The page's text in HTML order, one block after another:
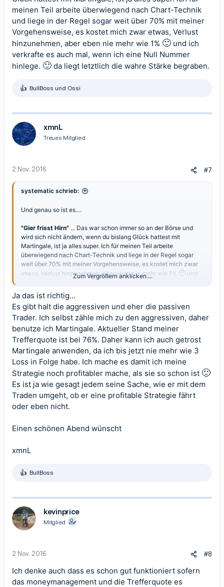
meinen Teil arbeite überwiegend nach Chart-Technik
und liege in der Regel sogar weit über 70% mit meiner
Vorgehensweise, es kostet mich zwar etwas, Verlust
hinzunehmen, aber eben nie mehr wie 1% 🙂 und ich
verkrafte es auch mal, wenn ich eine Null Nummer
hinlege. 🙂 da liegt letztlich die wahre Stärke begraben.
R
k
t
i
o
n
:
BullBoss und Ossi
xmnL
Treues Mitglied
2 Nov. 2016 #7
systematic schrieb:
Und genau so ist es....
"Gier frisst Hirn" ... Das war schon immer so an der Börse und
wird sich nicht ändern, wenn du bislang Glück hattest mit
Martingale, ist ja alles super. Ich für meinen Teil arbeite
überwiegend nach Chart-Technik und liege in der Regel sogar
weit über 70% mit meiner Vorgehensweise, es kostet mich zwar
etwas, Verlust hinzunehmen, aber eben nie mehr wie 1% 🙂 und
da liegt letztlich die wahre Stärke begraben.
Zum Vergrößern anklicken....
Ja das ist richtig...
Es gibt halt die aggressiven und eher die passiven
Trader. Ich selbst zähle mich zu den aggressiven, daher
benutze ich Martingale. Aktueller Stand meiner
Trefferquote ist bei 76%. Daher kann ich auch getrost
Martingale anwenden, da ich bis jetzt nie mehr wie 3
Loss in Folge habe. Ich mache es damit ich meine
Strategie noch profitabler mache, als sie so schon ist 🙂
Es ist ja wie gesagt jedem seine Sache, wie er mit dem
Traden umgeht, ob er eine profitable Strategie fährt
oder eben nicht.
Einen schönen Abend wünscht
xmnL
R
k
t
i
o
n
:
BullBoss
kevinprice
Mitglied
2 Nov. 2016 #8
Ich denke auch dass es schon gut funktioniert sofern
das moneymanagement und die Trefferquote es